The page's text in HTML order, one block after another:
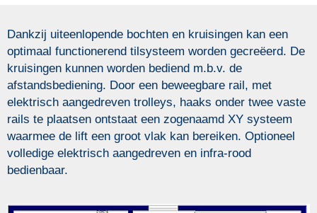
Dankzij uiteenlopende bochten en kruisingen kan een
optimaal functionerend tilsysteem worden gecreëerd. De
kruisingen kunnen worden bediend m.b.v. de
afstandsbediening. Door een beweegbare rail, met
elektrisch aangedreven trolleys, haaks onder twee vaste
rails te plaatsen ontstaat een zogenaamd XY systeem
waarmee de lift een groot vlak kan bereiken. Optioneel
volledige elektrisch aangedreven en infra-rood
bedienbaar.